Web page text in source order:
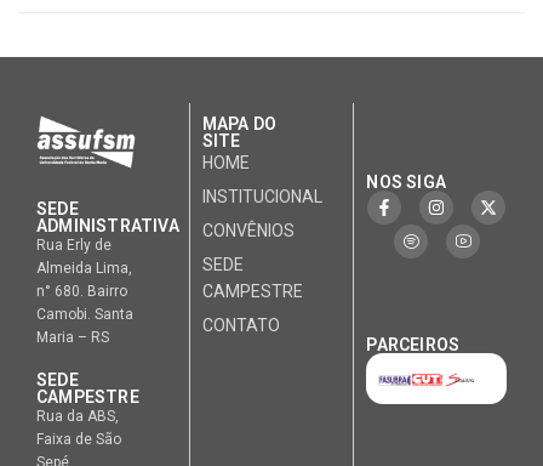
SEDE
ADMINISTRATIVA
Rua Erly de
Almeida Lima,
n° 680. Bairro
Camobi. Santa
Maria – RS
SEDE
CAMPESTRE
Rua da ABS,
Faixa de São
Sepé.
MAPA DO
SITE
HOME
INSTITUCIONAL
CONVÊNIOS
SEDE
CAMPESTRE
CONTATO
NOS SIGA
PARCEIROS